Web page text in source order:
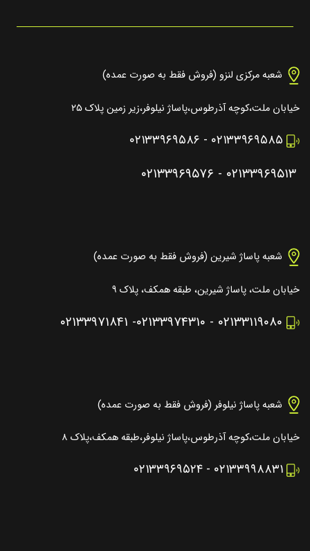
شعبه مرکزی لنزو (فروش فقط به صورت عمده)
خیابان ملت،کوچه آذرطوس،پاساژ نیلوفر،زیر زمین پلاک ۲۵
۰۲۱۳۳۹۶۹۵۸۵ - ۰۲۱۳۳۹۶۹۵۸۶
۰۲۱۳۳۹۶۹۵۱۳ - ۰۲۱۳۳۹۶۹۵۷۶
شعبه پاساژ شیرین (فروش فقط به صورت عمده)
خیابان ملت، پاساژ شیرین، طبقه همکف، پلاک ۹
۰۲۱۳۳۱۱۹۰۸۰ - ۰۲۱۳۳۹۷۴۳۱۰- ۰۲۱۳۳۹۷۱۸۴۱
شعبه پاساژ نیلوفر (فروش فقط به صورت عمده)
خیابان ملت،کوچه آذرطوس،پاساژ نیلوفر،طبقه همکف،پلاک ۸
۰۲۱۳۳۹۹۸۸۳۱ - ۰۲۱۳۳۹۶۹۵۲۴